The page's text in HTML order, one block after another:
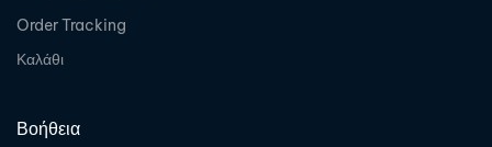
Order Tracking
Καλάθι
Βοήθεια